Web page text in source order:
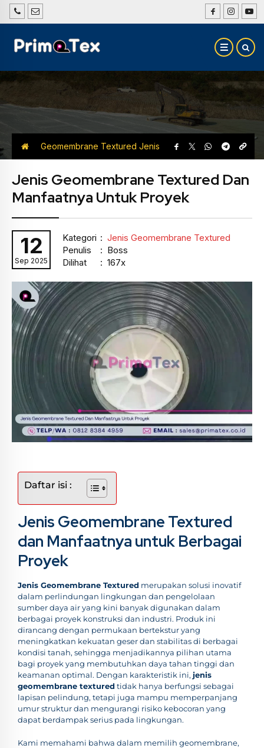
Geomembrane Textured Jenis
Geomembrane Textured
Jenis Geomembrane Textured Dan
Manfaatnya Untuk Proyek
12
Sep 2025
Kategori : Jenis Geomembrane Textured
Penulis
: Boss
Dilihat
: 167x
Daftar isi :
Jenis Geomembrane Textured
dan Manfaatnya untuk Berbagai
Proyek
Jenis Geomembrane Textured merupakan solusi inovatif
dalam perlindungan lingkungan dan pengelolaan
sumber daya air yang kini banyak digunakan dalam
berbagai proyek konstruksi dan industri. Produk ini
dirancang dengan permukaan bertekstur yang
meningkatkan kekuatan geser dan stabilitas di berbagai
kondisi tanah, sehingga menjadikannya pilihan utama
bagi proyek yang membutuhkan daya tahan tinggi dan
keamanan optimal. Dengan karakteristik ini, jenis
geomembrane textured tidak hanya berfungsi sebagai
lapisan pelindung, tetapi juga mampu memperpanjang
umur struktur dan mengurangi risiko kebocoran yang
dapat berdampak serius pada lingkungan.
Kami memahami bahwa dalam memilih geomembrane,